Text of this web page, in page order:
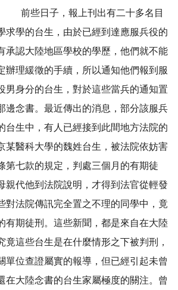
前些日子，報上刊出有二十多名目
求學的台生，由於已經到達應服兵役的
承認大陸地區學校的學歷，他們就不能
辦理緩徵的手續，所以通知他們報到服
男身分的台生，對於這些當兵的通知置
邊念書。最近傳出的消息，部分該服兵
台生中，有人已經接到此間地方法院的
某醫科大學的魏姓台生，被法院依妨害
第七款的規定，判處三個月的有期徒
親代他到法院說明，才得到法官從輕發
對法院傳訊完全置之不理的同學中，竟
有期徒刑。這些新聞，都是來自在大陸
竟這些台生是在什麼情形之下被判刑，
單位查證屬實的報導，但已經引起未曾
在大陸念書的台生家屬極度的關注。曾